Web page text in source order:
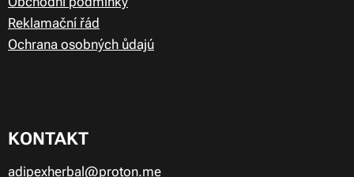
Reklamační řád
Ochrana osobných ůdajú
KONTAKT
adipexherbal@proton.me